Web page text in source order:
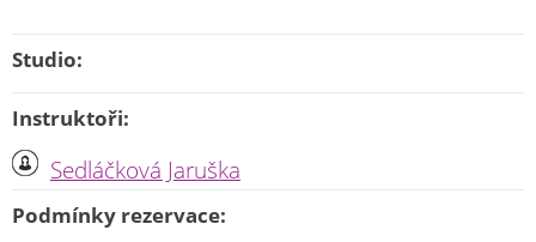
Studio:
Instruktoři:
Sedláčková Jaruška
Podmínky rezervace: